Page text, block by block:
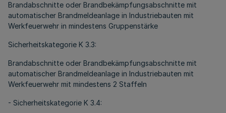
Brandabschnitte oder Brandbekämpfungsabschnitte mit
automatischer Brandmeldeanlage in Industriebauten mit
Werkfeuerwehr in mindestens Gruppenstärke
Sicherheitskategorie K 3.3:
Brandabschnitte oder Brandbekämpfungsabschnitte mit
automatischer Brandmeldeanlage in Industriebauten mit
Werkfeuerwehr mit mindestens 2 Staffeln
- Sicherheitskategorie K 3.4: